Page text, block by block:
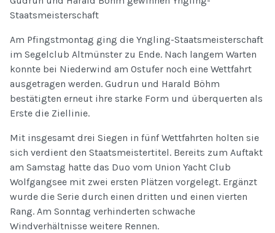
Staatsmeisterschaft
Am Pfingstmontag ging die Yngling-Staatsmeisterschaft
im Segelclub Altmünster zu Ende. Nach langem Warten
konnte bei Niederwind am Ostufer noch eine Wettfahrt
ausgetragen werden. Gudrun und Harald Böhm
bestätigten erneut ihre starke Form und überquerten als
Erste die Ziellinie.
Mit insgesamt drei Siegen in fünf Wettfahrten holten sie
sich verdient den Staatsmeistertitel. Bereits zum Auftakt
am Samstag hatte das Duo vom Union Yacht Club
Wolfgangsee mit zwei ersten Plätzen vorgelegt. Ergänzt
wurde die Serie durch einen dritten und einen vierten
Rang. Am Sonntag verhinderten schwache
Windverhältnisse weitere Rennen.